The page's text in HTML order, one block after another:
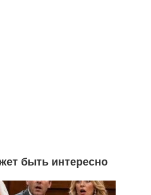
быть интересно